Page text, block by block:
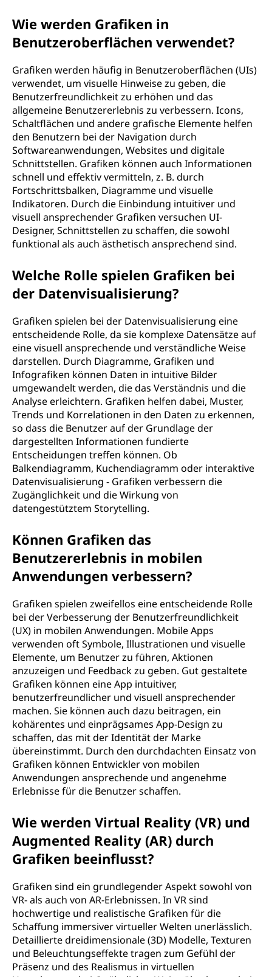
Wie werden Grafiken in
Benutzeroberflächen verwendet?
Grafiken werden häufig in Benutzeroberflächen (UIs)
verwendet, um visuelle Hinweise zu geben, die
Benutzerfreundlichkeit zu erhöhen und das
allgemeine Benutzererlebnis zu verbessern. Icons,
Schaltflächen und andere grafische Elemente helfen
den Benutzern bei der Navigation durch
Softwareanwendungen, Websites und digitale
Schnittstellen. Grafiken können auch Informationen
schnell und effektiv vermitteln, z. B. durch
Fortschrittsbalken, Diagramme und visuelle
Indikatoren. Durch die Einbindung intuitiver und
visuell ansprechender Grafiken versuchen UI-
Designer, Schnittstellen zu schaffen, die sowohl
funktional als auch ästhetisch ansprechend sind.
Welche Rolle spielen Grafiken bei
der Datenvisualisierung?
Grafiken spielen bei der Datenvisualisierung eine
entscheidende Rolle, da sie komplexe Datensätze auf
eine visuell ansprechende und verständliche Weise
darstellen. Durch Diagramme, Grafiken und
Infografiken können Daten in intuitive Bilder
umgewandelt werden, die das Verständnis und die
Analyse erleichtern. Grafiken helfen dabei, Muster,
Trends und Korrelationen in den Daten zu erkennen,
so dass die Benutzer auf der Grundlage der
dargestellten Informationen fundierte
Entscheidungen treffen können. Ob
Balkendiagramm, Kuchendiagramm oder interaktive
Datenvisualisierung - Grafiken verbessern die
Zugänglichkeit und die Wirkung von
datengestütztem Storytelling.
Können Grafiken das
Benutzererlebnis in mobilen
Anwendungen verbessern?
Grafiken spielen zweifellos eine entscheidende Rolle
bei der Verbesserung der Benutzerfreundlichkeit
(UX) in mobilen Anwendungen. Mobile Apps
verwenden oft Symbole, Illustrationen und visuelle
Elemente, um Benutzer zu führen, Aktionen
anzuzeigen und Feedback zu geben. Gut gestaltete
Grafiken können eine App intuitiver,
benutzerfreundlicher und visuell ansprechender
machen. Sie können auch dazu beitragen, ein
kohärentes und einprägsames App-Design zu
schaffen, das mit der Identität der Marke
übereinstimmt. Durch den durchdachten Einsatz von
Grafiken können Entwickler von mobilen
Anwendungen ansprechende und angenehme
Erlebnisse für die Benutzer schaffen.
Wie werden Virtual Reality (VR) und
Augmented Reality (AR) durch
Grafiken beeinflusst?
Grafiken sind ein grundlegender Aspekt sowohl von
VR- als auch von AR-Erlebnissen. In VR sind
hochwertige und realistische Grafiken für die
Schaffung immersiver virtueller Welten unerlässlich.
Detaillierte dreidimensionale (3D) Modelle, Texturen
und Beleuchtungseffekte tragen zum Gefühl der
Präsenz und des Realismus in virtuellen